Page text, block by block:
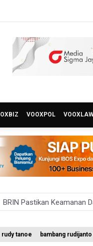
VOOXPOL
BRIN Pastikan Keamanan
Kementerian ESDM Kaji
rudy tanoe bambang